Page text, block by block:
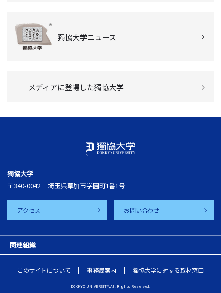
獨協大学ニュース
メディアに登場した獨協大学
獨協大学
〒340-0042
埼玉県草加市学園町1番1号
アクセス お問い合わせ
関連組織
このサイトについて 事務局案内 獨協大学に対する取材窓口
DOKKYO UNIVERSITY, All Rights Reserved.